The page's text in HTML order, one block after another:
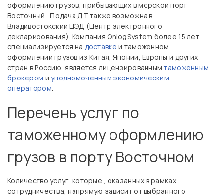
оформлению грузов, прибывающих в морской порт
Восточный. Подача ДТ также возможна в
Владивостокский ЦЭД (Центр электронного
декларирования). Компания OnlogSystem более 15 лет
специализируется на доставке и таможенном
оформлении грузов из Китая, Японии, Европы и других
стран в Россию, является лицензированнымтаможенным
брокером и уполномоченным экономическим
оператором.
Перечень услуг по
таможенному оформлению
грузов в порту Восточном
Количество услуг, которые , оказанных в рамках
сотрудничества, напрямую зависит от выбранного